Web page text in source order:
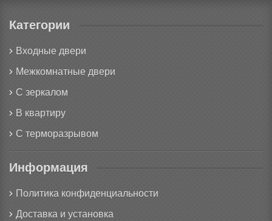
Категории
Входные двери
Межкомнатные двери
С зеркалом
В квартиру
С терморазрывом
Информация
Политика конфиденциальности
Доставка и установка